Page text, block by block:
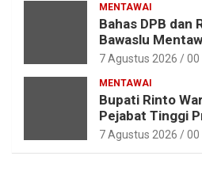
MENTAWAI
Bahas DPB dan
Bawaslu
Mentawai
7 Agustus 2026 / 00
MENTAWAI
Bupati Rinto
Pejabat Tinggi
Pejabat
7 Agustus 2026 / 00